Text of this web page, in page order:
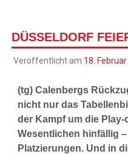
DÜSSELDORF
Veröffentlicht am 18.
(tg) Calenbergs
nicht nur das
der Kampf um die
Wesentlichen hinfällig
Platzierungen. Und in